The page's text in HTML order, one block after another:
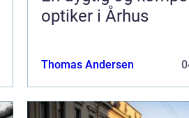
optiker i Århus
Thomas Andersen